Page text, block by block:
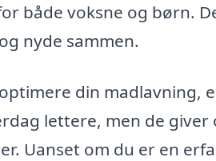
både voksne og børn.
nyde sammen.
din madlavning,
lettere, men de
Uanset om du er en